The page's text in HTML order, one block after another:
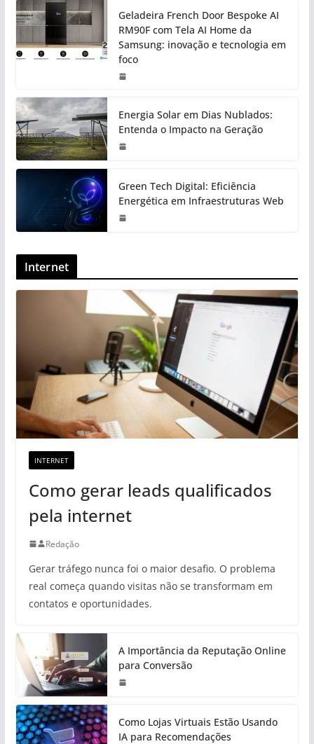
Geladeira French Door Bespoke AI
RM90F com Tela AI Home da
Samsung: inovação e tecnologia em
foco
Energia Solar em Dias Nublados:
Entenda o Impacto na Geração
Green Tech Digital: Eficiência
Energética em Infraestruturas Web
Internet
INTERNET
Como gerar leads qualificados
pela internet
Redação
Gerar tráfego nunca foi o maior desafio. O problema
real começa quando visitas não se transformam em
contatos e oportunidades.
A Importância da Reputação Online
para Conversão
Como Lojas Virtuais Estão Usando
IA para Recomendações